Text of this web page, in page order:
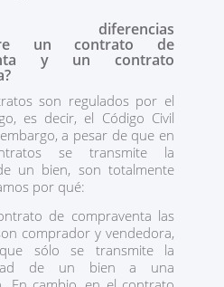
diferencias
un contrato de
y un contrato
son regulados por el
es decir, el Código Civil
a pesar de que en
se transmite la
un bien, son totalmente
por qué:
de compraventa las
comprador y vendedora,
sólo se transmite la
de un bien a una